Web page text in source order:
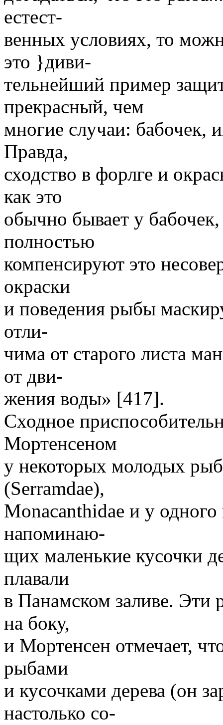
естест-
венных условиях, то
это }диви-
тельнейший пример
прекрасный, чем
многие случаи: бабочек,
Правда,
сходство в форлге и
как это
обычно бывает у
полностью
компенсируют это
окраски
и поведения рыбы
отли-
чима от старого листа
от дви-
жения воды» [417].
Сходное
Мортенсеном
у некоторых молодых
(Serramdae),
Мonacanthidae и у
напоминаю-
щих маленькие кусочки
плавали
в Панамском заливе. Эти
на боку,
и Мортенсен отмечает,
рыбами
и кусочками дерева (он
настолько со-